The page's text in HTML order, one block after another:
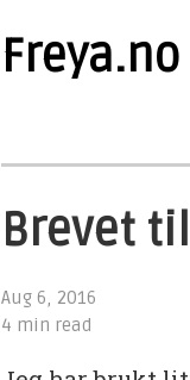
Freya.no
Brevet
Aug 6, 2016
4 min read